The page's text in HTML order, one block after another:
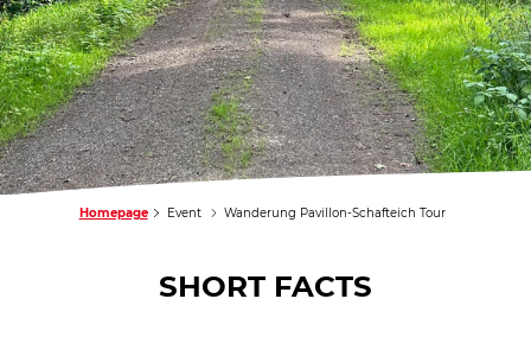
Homepage Event Wanderung Pavillon-Schafteich Tour
SHORT FACTS